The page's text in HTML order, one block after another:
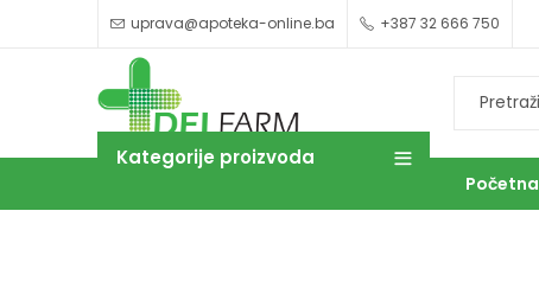
uprava@apoteka-online.ba +387 32 666 750
Kategorije proizvoda
Početna